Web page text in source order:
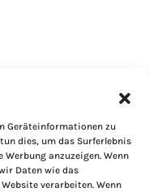
Geräteinformationen zu
dies, um das Surferlebnis
anzuzeigen. Wenn
Daten wie das
verarbeiten. Wenn